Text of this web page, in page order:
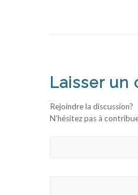
Laisser un
Rejoindre la discussion?
N’hésitez pas à